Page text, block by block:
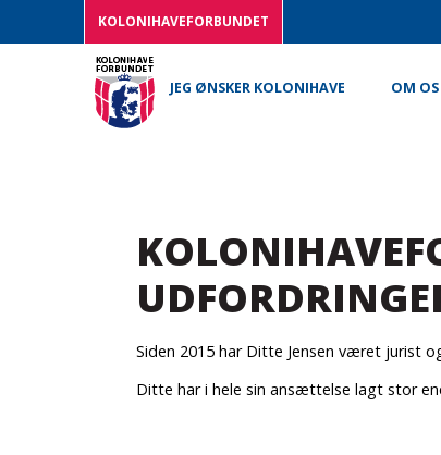
KOLONIHAVEFORBUNDET
JEG ØNSKER KOLONIHAVE OM OS
Siden 2015 har Ditte Jensen været jurist
Ditte har i hele sin ansættelse lagt stor